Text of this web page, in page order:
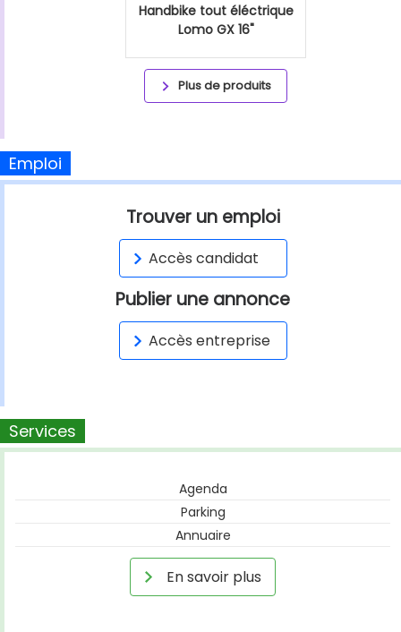
Handbike tout éléctrique
Lomo GX 16"
Plus de produits
Emploi
Trouver un emploi
Accès candidat
Publier une annonce
Accès entreprise
Services
Agenda
Parking
Annuaire
En savoir plus